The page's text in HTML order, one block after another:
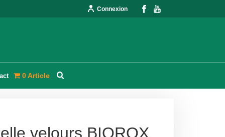
Connexion
0 Article
velours BIOROX